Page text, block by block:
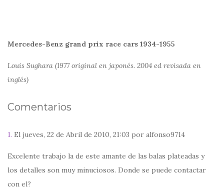
Mercedes-Benz grand prix race cars 1934-1955
Louis Sughara (1977 original en japonés. 2004 ed revisada en
inglés)
Comentarios
1. El jueves, 22 de Abril de 2010, 21:03 por alfonso9714
Excelente trabajo la de este amante de las balas plateadas y
los detalles son muy minuciosos. Donde se puede contactar
con el?